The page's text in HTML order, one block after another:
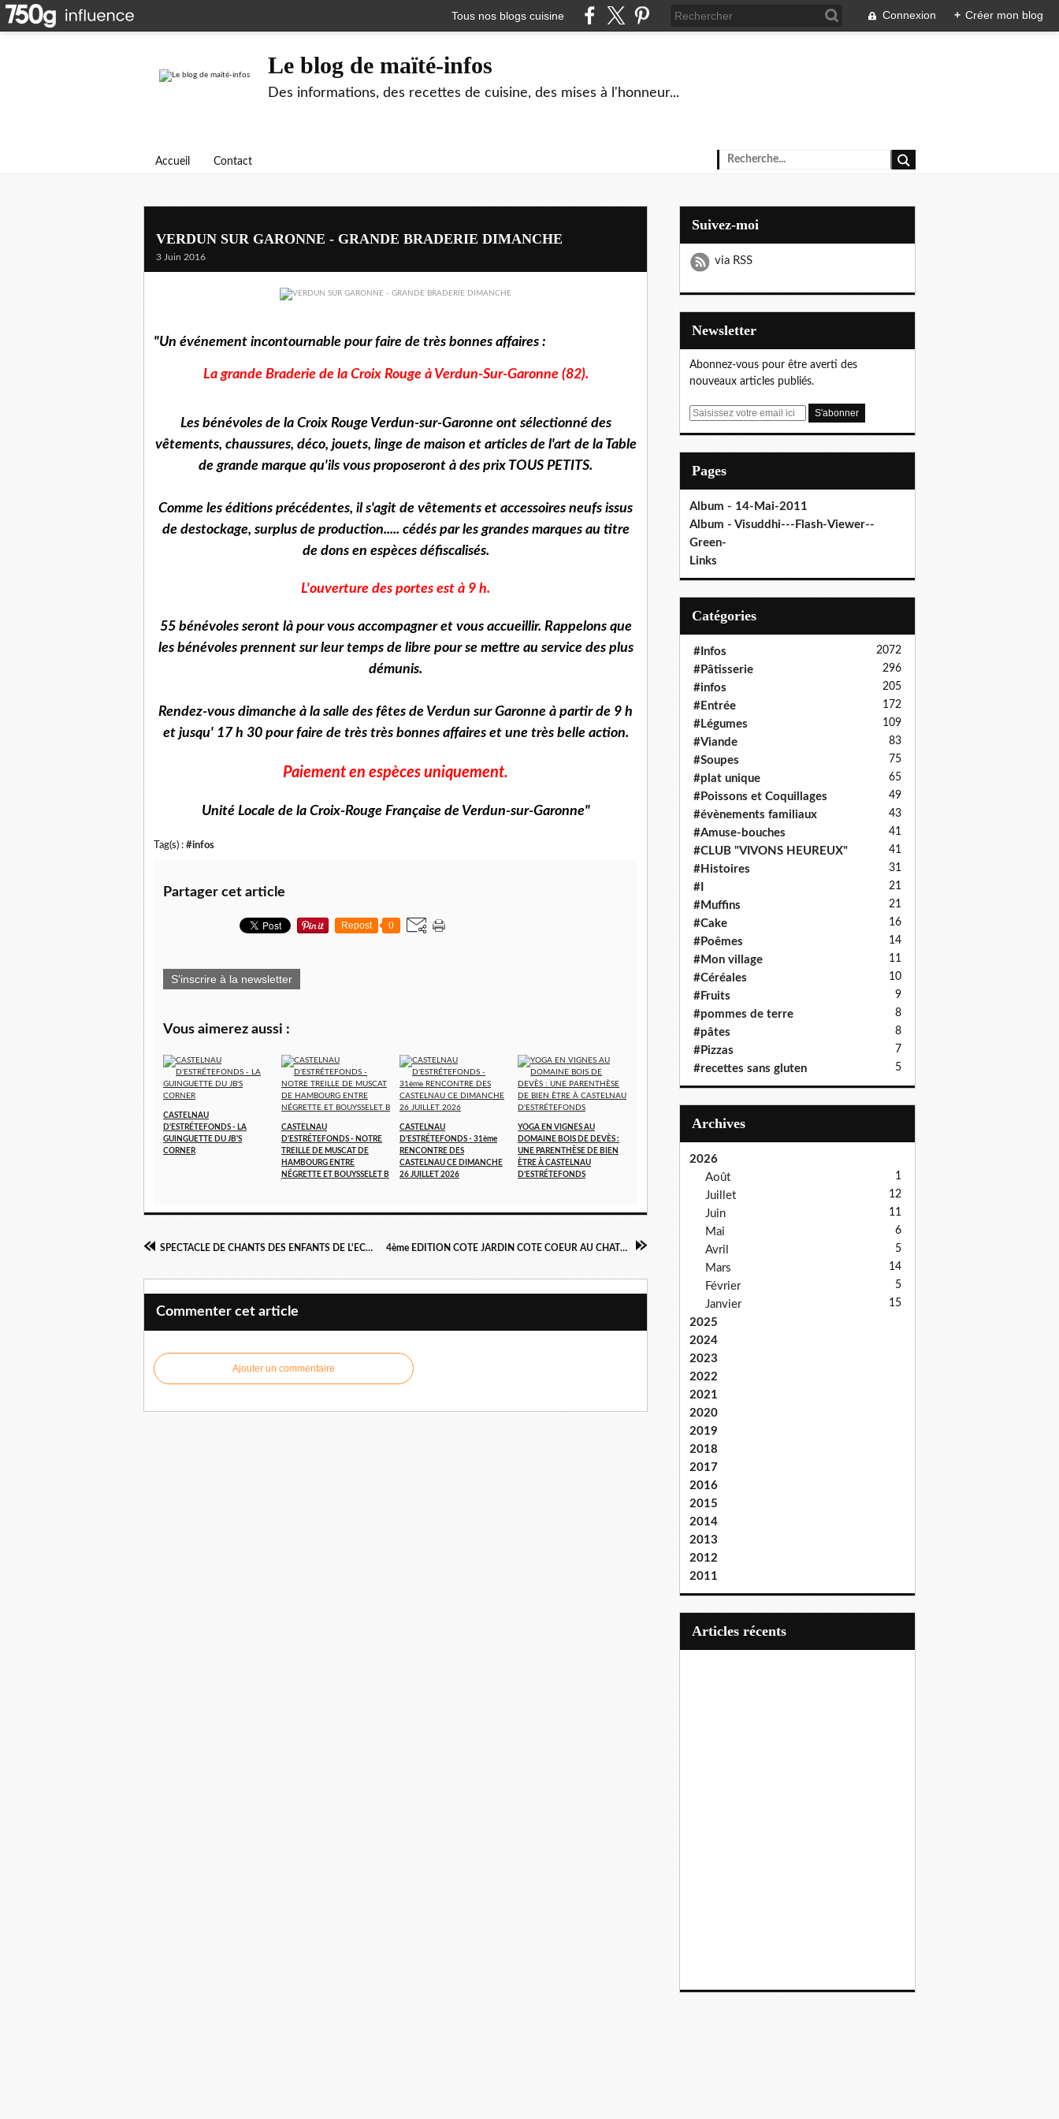
Tous nos blogs cuisine Connexion + Créer mon blog
Le blog de maïté-infos
Des informations, des recettes de cuisine, des mises à l'honneur...
Accueil Contact
VERDUN SUR GARONNE - GRANDE BRADERIE DIMANCHE
3 Juin 2016
"Un événement incontournable pour faire de très bonnes affaires :
La grande Braderie de la Croix Rouge à Verdun-Sur-Garonne (82).
Les bénévoles de la Croix Rouge Verdun-sur-Garonne ont sélectionné des
vêtements, chaussures, déco, jouets, linge de maison et articles de l'art de la Table
de grande marque qu'ils vous proposeront à des prix TOUS PETITS.
Comme les éditions précédentes, il s'agit de vêtements et accessoires neufs issus
de destockage, surplus de production..... cédés par les grandes marques au titre
de dons en espèces défiscalisés.
L'ouverture des portes est à 9 h.
55 bénévoles seront là pour vous accompagner et vous accueillir. Rappelons que
les bénévoles prennent sur leur temps de libre pour se mettre au service des plus
démunis.
Rendez-vous dimanche à la salle des fêtes de Verdun sur Garonne à partir de 9 h
et jusqu' 17 h 30 pour faire de très très bonnes affaires et une très belle action.
Paiement en espèces uniquement.
Unité Locale de la Croix-Rouge Française de Verdun-sur-Garonne"
Tag(s) : #infos
Partager cet article
Repost 0
S'inscrire à la newsletter
Vous aimerez aussi :
CASTELNAU
D'ESTRÉTEFONDS - LA
GUINGUETTE DU JB'S
CORNER
CASTELNAU
D'ESTRÉTEFONDS - NOTRE
TREILLE DE MUSCAT DE
HAMBOURG ENTRE
NÉGRETTE ET BOUYSSELET B
CASTELNAU
D'ESTRÉTEFONDS - 31ème
RENCONTRE DES
CASTELNAU CE DIMANCHE
26 JUILLET 2026
YOGA EN VIGNES AU
DOMAINE BOIS DE DEVÈS :
UNE PARENTHÈSE DE BIEN
ÈTRE À CASTELNAU
D'ESTRÉTEFONDS
SPECTACLE DE CHANTS DES ENFANTS DE L'ECOLE DE CASTELNAU D'ESTRETEFONDS 4ème EDITION COTE JARDIN COTE COEUR AU CHATEAU DE POMPIGNAN LE 16 OCTOBRE 2016
Commenter cet article
Ajouter un commentaire
Suivez-moi
via RSS
Newsletter
Abonnez-vous pour être averti des
nouveaux articles publiés.
E
Pages
Album - 14-Mai-2011
Album - Visuddhi---Flash-Viewer--
Green-
Links
Catégories
#Infos 2072
#Pâtisserie 296
#infos 205
#Entrée 172
#Légumes 109
#Viande 83
#Soupes 75
#plat unique 65
#Poissons et Coquillages 49
#évènements familiaux 43
#Amuse-bouches 41
#CLUB "VIVONS HEUREUX" 41
#Histoires 31
#I 21
#Muffins 21
#Cake 16
#Poêmes 14
#Mon village 11
#Céréales 10
#Fruits 9
#pommes de terre 8
#pâtes 8
#Pizzas 7
#recettes sans gluten 5
Archives
2026
Août
1
Juillet 12
Juin 11
Mai 6
Avril 5
Mars 14
Février 5
Janvier 15
2025
2024
2023
2022
2021
2020
2019
2018
2017
2016
2015
2014
2013
2012
2011
articles récents